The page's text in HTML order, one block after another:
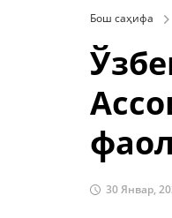
Бош саҳифа
30 Январ,